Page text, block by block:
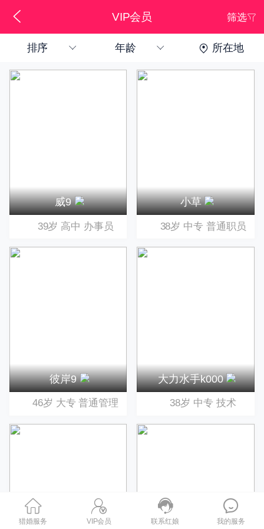
VIP会员 筛选
排序 年龄 所在地
下拉刷新
威9
39岁 高中 办事员
小草
38岁 中专 普通职员
彼岸9
46岁 大专普通管理
大力水手k000
38岁 中专 技术
猎婚服务 VIP会员 联系红娘 我的服务